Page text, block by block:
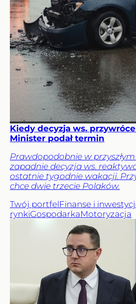
Kiedy decyzja ws.
Minister podał termin
Prawdopodobnie w
zapadnie decyzja ws.
ostatnie tygodnie wakacji.
chce dwie trzecie Polaków.
Twój portfelFinanse i
rynkiGospodarkaMotoryzacja